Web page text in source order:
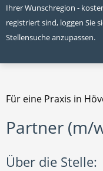
Ihrer Wunschregion -
registriert sind, loggen Sie
Stellensuche anzupassen.
Für eine Praxis in
Partner (m/
Über die Stelle: